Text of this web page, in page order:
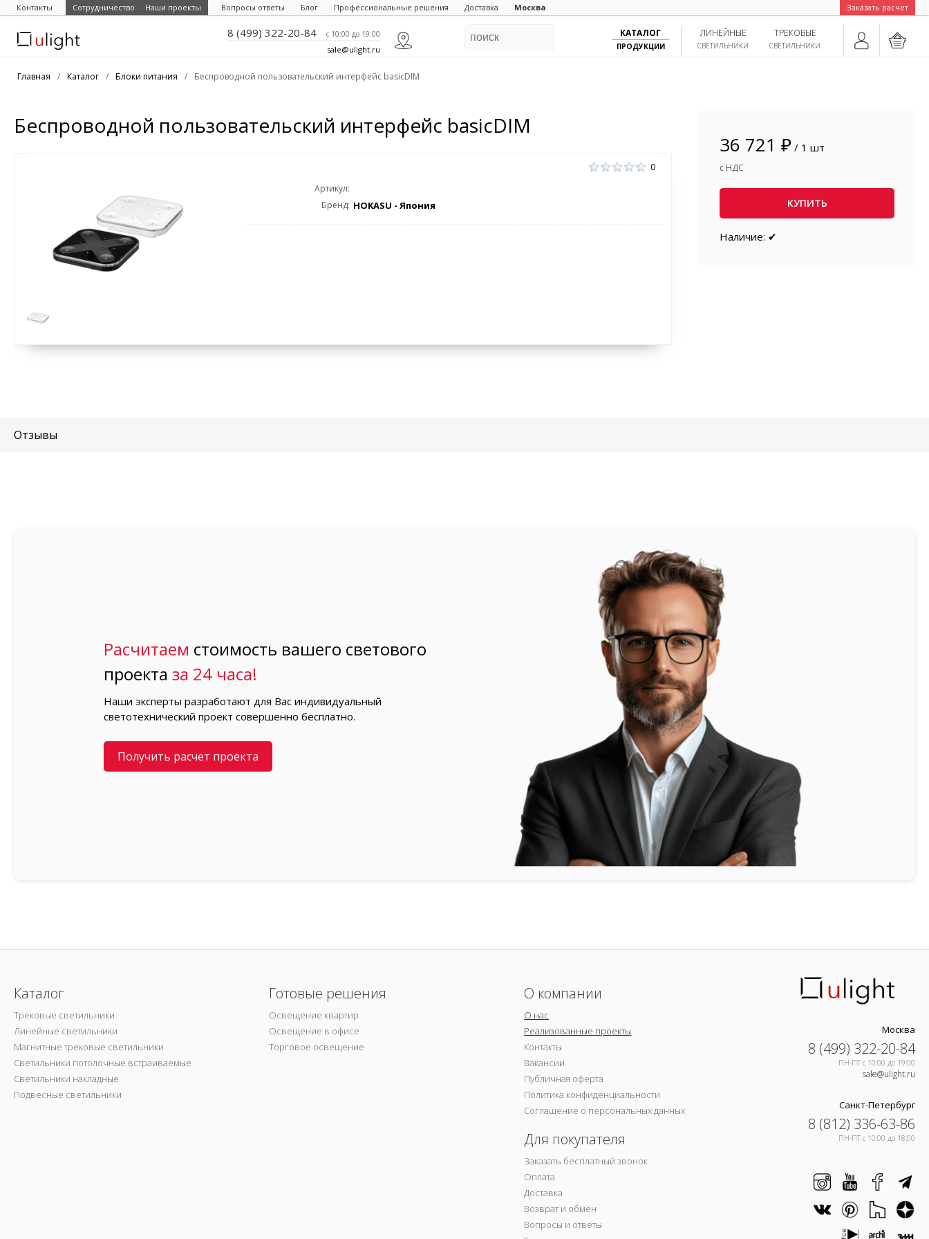
Контакты Сотрудничество Наши проекты Вопросы ответы Блог Профессиональные решения Доставка Москва Заказать расчет
8 (499) 322-20-84 c 10:00 до 19:00
sale@ulight.ru
ТРЕКОВЫЕ
СВЕТИЛЬНИКИ
ЛИНЕЙНЫЕ
СВЕТИЛЬНИКИ
КАТАЛОГ
ПРОДУКЦИИ
Главная / Каталог / Блоки питания / Беспроводной пользовательский интерфейс basicDIM
Беспроводной пользовательский интерфейс basicDIM
0
Артикул:
Бренд: HOKASU - Япония
36 721 ₽ / 1 шт
с НДС
КУПИТЬ
Наличие: ✔
Отзывы
Расчитаем стоимость вашего светового
проектаза 24 часа!
Наши эксперты разработают для Вас индивидуальный
светотехнический проект совершенно бесплатно.
Получить расчет проекта
Каталог
Трековые светильники
Линейные светильники
Магнитные трековые светильники
Светильники потолочные встраиваемые
Светильники накладные
Подвесные светильники
Готовые решения
Освещение квартир
Освещение в офисе
Торговое освещение
О компании
О нас
Реализованные проекты
Контакты
Вакансии
Публичная оферта
Политика конфиденциальности
Соглашение о персональных данных
Для покупателя
Заказать бесплатный звонок
Оплата
Доставка
Возврат и обмен
Вопросы и ответы
Москва
8 (499) 322-20-84
ПН-ПТ c 10:00 до 19:00
sale@ulight.ru
Санкт-Петербург
8 (812) 336-63-86
ПН-ПТ c 10:00 до 18:00